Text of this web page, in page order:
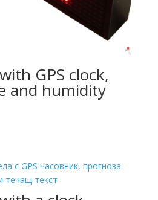
GPS clock,
and humidity